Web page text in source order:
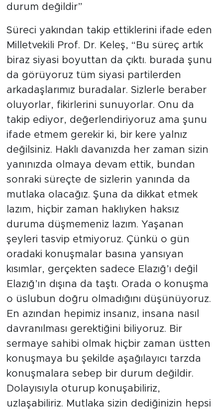
durum değildir”
Süreci yakından takip ettiklerini ifade eden
Milletvekili Prof. Dr. Keleş, “Bu süreç artık
biraz siyasi boyuttan da çıktı. burada şunu
da görüyoruz tüm siyasi partilerden
arkadaşlarımız buradalar. Sizlerle beraber
oluyorlar, fikirlerini sunuyorlar. Onu da
takip ediyor, değerlendiriyoruz ama şunu
ifade etmem gerekir ki, bir kere yalnız
değilsiniz. Haklı davanızda her zaman sizin
yanınızda olmaya devam ettik, bundan
sonraki süreçte de sizlerin yanında da
mutlaka olacağız. Şuna da dikkat etmek
lazım, hiçbir zaman haklıyken haksız
duruma düşmemeniz lazım. Yaşanan
şeyleri tasvip etmiyoruz. Çünkü o gün
oradaki konuşmalar basına yansıyan
kısımlar, gerçekten sadece Elazığ’ı değil
Elazığ’ın dışına da taştı. Orada o konuşma
o üslubun doğru olmadığını düşünüyoruz.
En azından hepimiz insanız, insana nasıl
davranılması gerektiğini biliyoruz. Bir
sermaye sahibi olmak hiçbir zaman üstten
konuşmaya bu şekilde aşağılayıcı tarzda
konuşmalara sebep bir durum değildir.
Dolayısıyla oturup konuşabiliriz,
uzlaşabiliriz. Mutlaka sizin dediğinizin hepsi